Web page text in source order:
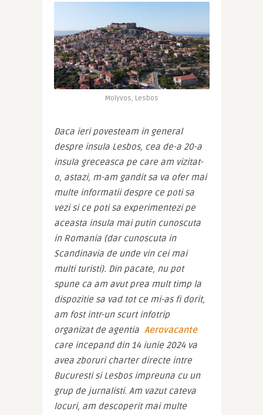
Molyvos, Lesbos
Daca ieri povesteam in general
despre insula Lesbos, cea de-a 20-a
insula greceasca pe care am vizitat-
o, astazi, m-am gandit sa va ofer mai
multe informatii despre ce poti sa
vezi si ce poti sa experimentezi pe
aceasta insula mai putin cunoscuta
in Romania (dar cunoscuta in
Scandinavia de unde vin cei mai
multi turisti). Din pacate, nu pot
spune ca am avut prea mult timp la
dispozitie sa vad tot ce mi-as fi dorit,
am fost intr-un scurt infotrip
organizat de agentia Aerovacante
care incepand din 14 iunie 2024 va
avea zboruri charter directe intre
Bucuresti si Lesbos impreuna cu un
grup de jurnalisti. Am vazut cateva
locuri, am descoperit mai multe